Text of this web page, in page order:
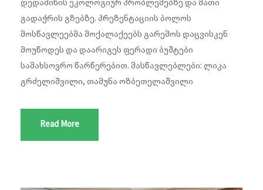
დედამიწის ეკოლოგიურ პრობლემებზე და მათი
გადაჭრის გზებზე. პრეზენტაციის ბოლოს
მოსწავლეებმა მოქალაქეებს გარემოს დაცვისკენ
მოუწოდეს და დაარიგეს ფერადი ბუშტები
სამახსოვრო წარწერებით. ️მასწავლებლები: ლიკა
გრძელიშვილი, თამუნა ოზბეთელაშვილი
Read More